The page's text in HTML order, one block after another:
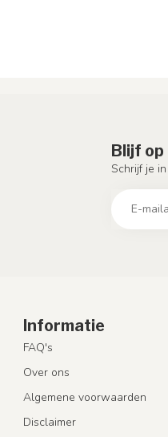
Blijf
Schrijf je
Informatie
FAQ's
Over ons
Algemene voorwaarden
Disclaimer